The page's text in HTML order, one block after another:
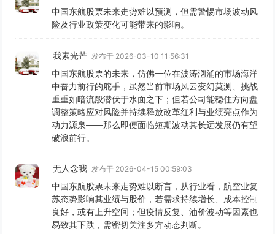
中国东航股票未来走势难以预测，但需警惕市场波动风
险及行业政策变化可能带来的影响。
我素光芒 发布于 2026-03-10 11:56:31
中国东航股票的未来，仿佛一位在波涛汹涌的市场海洋
中奋力前行的舵手，虽然当前市场风云变幻莫测、挑战
重重如暗流般潜伏于水面之下；但若公司能稳住方向盘
调整策略应对风险并持续释放改革红利与业绩亮点作为
动力源泉——那么即便面临短期波动其长远发展仍有望
破浪前行。
无人念我 发布于 2026-04-15 00:59:03
中国东航股票未来走势难以断言，从行业看，航空业复
苏态势影响其业绩与股价，若需求持续增长、成本控制
良好，或有上升空间；但疫情反复、油价波动等因素也
易致其下跌，需密切关注多方动态判断。